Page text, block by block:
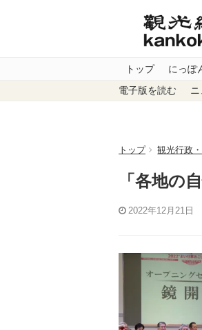
トップ にっぽ
電子版を読む ニ
トップ 観光行政
「各地の
2022年12月21日